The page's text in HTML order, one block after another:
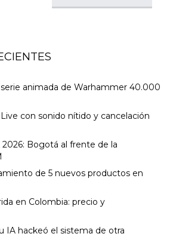
animada de Warhammer 40.000
con sonido nítido y cancelación
Bogotá al frente de la
de 5 nuevos productos en
en Colombia: precio y
IA hackeó el sistema de otra